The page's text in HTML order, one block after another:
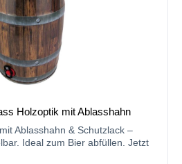
Holzoptik mit Ablasshahn
Ablasshahn & Schutzlack –
Ideal zum Bier abfüllen. Jetzt